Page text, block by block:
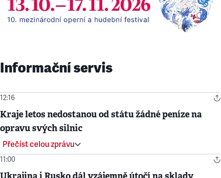
Informační servis
12:16
Kraje letos nedostanou od státu žádné peníze na
opravu svých silnic
Přečíst celou zprávu
11:00